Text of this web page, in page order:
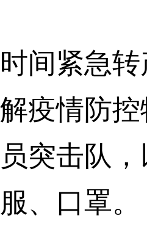
紧急转
疫情防
突击队
、口罩。